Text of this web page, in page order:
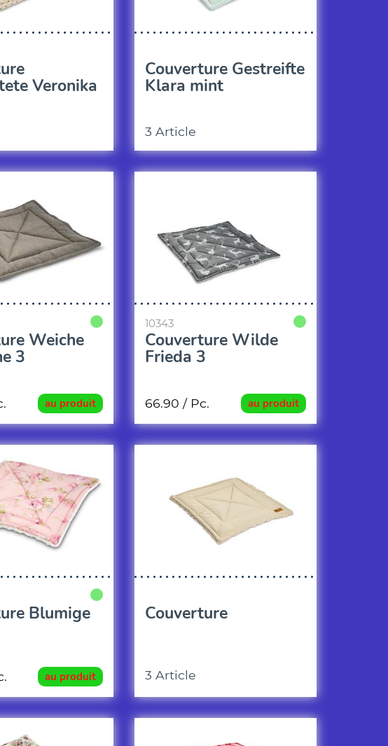
Veronika
Couverture Gestreifte
Klara mint
3 Article
Weiche
3
au produit
10343
Couverture Wilde
Frieda 3
au produit
66.90 / Pc.
Blumige
au produit
Couverture
3 Article